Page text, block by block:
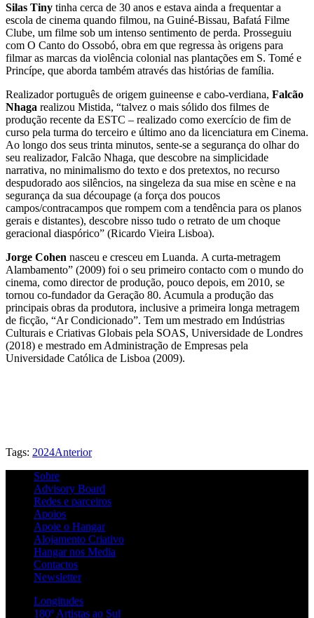
Silas Tiny tinha cerca de 30 anos e estava ainda a frequentar a
escola de cinema quando filmou, na Guiné-Bissau, Bafatá Filme
Clube, um filme sob um intenso sentimento de perda. Prosseguiu
com O Canto do Ossobó, obra em que regressa às origens para
filmar as marcas da violência colonial nas plantações em S. Tomé e
Princípe, que aborda também através das histórias de família.
Realizador português de origem guineense e cabo-verdiana, Falcão
Nhaga realizou Mistida, “talvez o mais sólido dos filmes de
produção recente da ESTC – realizado como exercício de fim de
curso pela turma do terceiro e último ano da licenciatura em Cinema.
Ao longo dos seus trinta minutos, sente-se a segurança do olhar do
seu realizador, Falcão Nhaga, que descobre na simplicidade
narrativa, no minimalismo do texto e dos pretextos, no recurso
despudorado aos silêncios, na singeleza da sua mise en scène e na
segurança da sua découpage (a força dos poucos
campos/contracampos que rompem com a tendência para os planos
gerais e distantes), descobre nisso tudo o retrato de um choque
geracional diaspórico” (Ricardo Vieira Lisboa).
Jorge Cohen nasceu e cresceu em Luanda. A curta-metragem
Alambamento” (2009) foi o seu primeiro contacto com o mundo do
cinema, como director de produção, pouco depois, em 2010, se
tornou co-fundador da Geração 80. Acumula a produção das
principais obras da produtora, inclusive a primeira longa metragem
de ficção, “Ar Condicionado”. Tem um mestrado em Indústrias
Culturais e Criativas Globais pela SOAS, Universidade de Londres
(2018) e mestrado em Administração de Empresas pela
Universidade Católica de Lisboa (2009).
Tags: 2024Anterior
Sobre
Advisory Board
Redes e parceiros
Apoios
Apoie o Hangar
Alojamento Criativo
Hangar nos Media
Contactos
Newsletter
Longitudes
180º Artistas ao Sul